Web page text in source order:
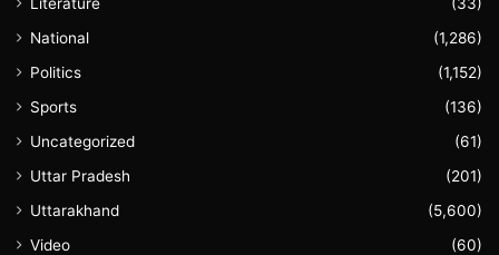
National
(1,286)
Politics
(1,152)
Sports
(136)
Uncategorized
(61)
Uttar Pradesh
(201)
Uttarakhand
(5,600)
Video
(60)